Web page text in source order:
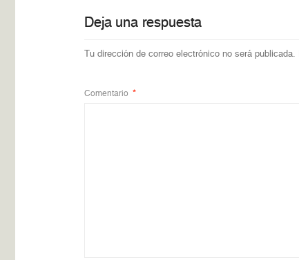
Deja una respuesta
Tu dirección de correo electrónico no será publicada.
Comentario *